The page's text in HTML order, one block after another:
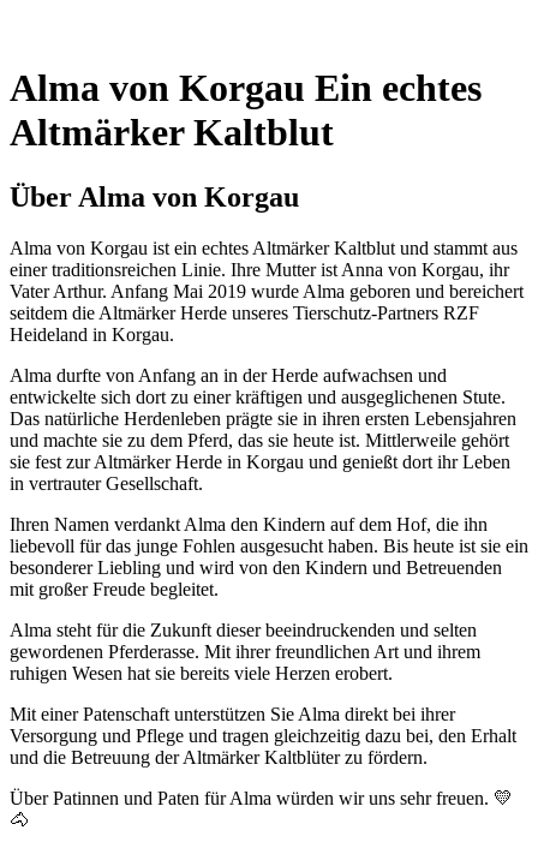
Alma von Korgau Ein echtes
Altmärker Kaltblut
Über Alma von Korgau
Alma von Korgau ist ein echtes Altmärker Kaltblut und stammt aus
einer traditionsreichen Linie. Ihre Mutter ist Anna von Korgau, ihr
Vater Arthur. Anfang Mai 2019 wurde Alma geboren und bereichert
seitdem die Altmärker Herde unseres Tierschutz-Partners RZF
Heideland in Korgau.
Alma durfte von Anfang an in der Herde aufwachsen und
entwickelte sich dort zu einer kräftigen und ausgeglichenen Stute.
Das natürliche Herdenleben prägte sie in ihren ersten Lebensjahren
und machte sie zu dem Pferd, das sie heute ist. Mittlerweile gehört
sie fest zur Altmärker Herde in Korgau und genießt dort ihr Leben
in vertrauter Gesellschaft.
Ihren Namen verdankt Alma den Kindern auf dem Hof, die ihn
liebevoll für das junge Fohlen ausgesucht haben. Bis heute ist sie ein
besonderer Liebling und wird von den Kindern und Betreuenden
mit großer Freude begleitet.
Alma steht für die Zukunft dieser beeindruckenden und selten
gewordenen Pferderasse. Mit ihrer freundlichen Art und ihrem
ruhigen Wesen hat sie bereits viele Herzen erobert.
Mit einer Patenschaft unterstützen Sie Alma direkt bei ihrer
Versorgung und Pflege und tragen gleichzeitig dazu bei, den Erhalt
und die Betreuung der Altmärker Kaltblüter zu fördern.
Über Patinnen und Paten für Alma würden wir uns sehr freuen. 💛
🐴